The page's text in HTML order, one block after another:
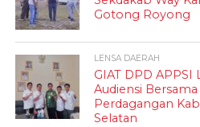
Gotong Royong
LENSA DAERAH
GIAT DPD APPSI
Audiensi
Perdagangan
Selatan